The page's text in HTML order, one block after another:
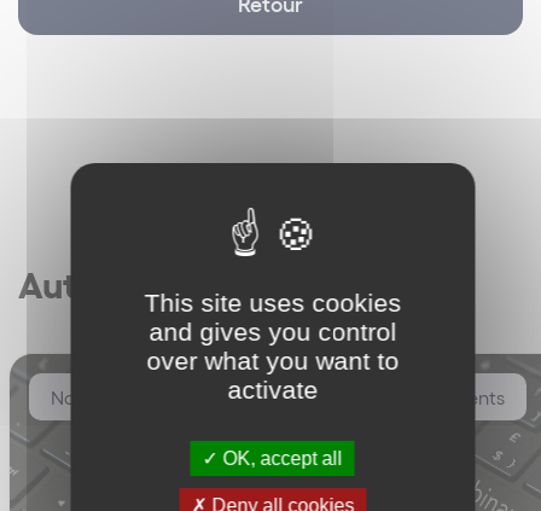
Autres articles
Nos événements Nos événements
This site uses cookies
and gives you control
over what you want to
activate
OK, accept all
Deny all cookies